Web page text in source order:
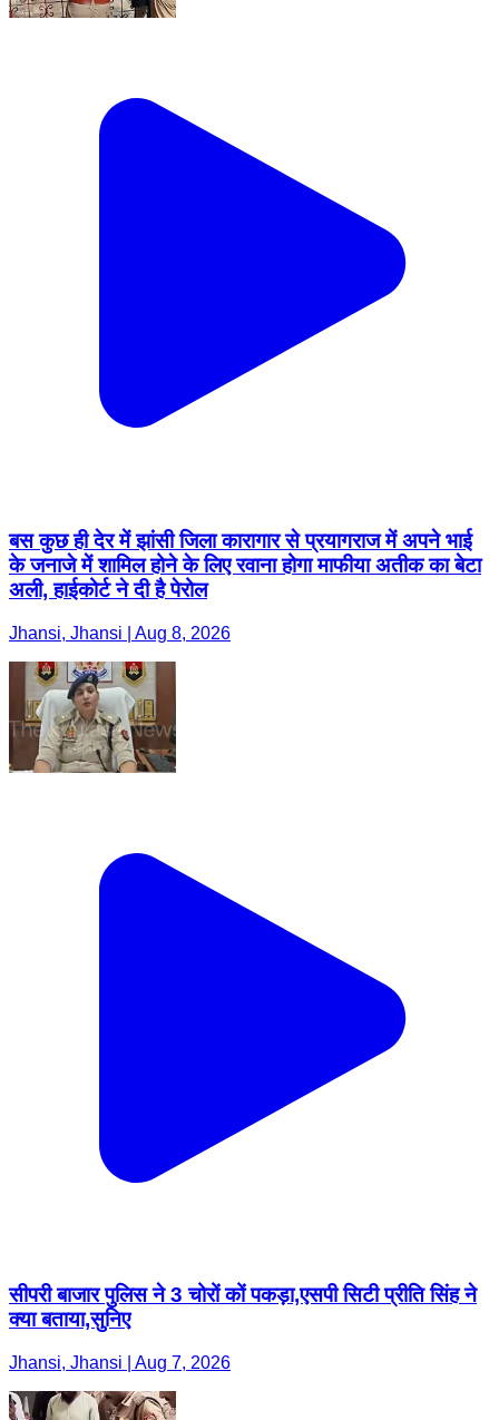
बस कुछ ही देर में झांसी जिला कारागार से प्रयागराज में अपने भाई
के जनाजे में शामिल होने के लिए रवाना होगा माफीया अतीक का बेटा
अली, हाईकोर्ट ने दी है पेरोल
Jhansi, Jhansi | Aug 8, 2026
सीपरी बाजार पुलिस ने 3 चोरों कों पकड़ा,एसपी सिटी प्रीति सिंह ने
क्या बताया,सुनिए
Jhansi, Jhansi | Aug 7, 2026